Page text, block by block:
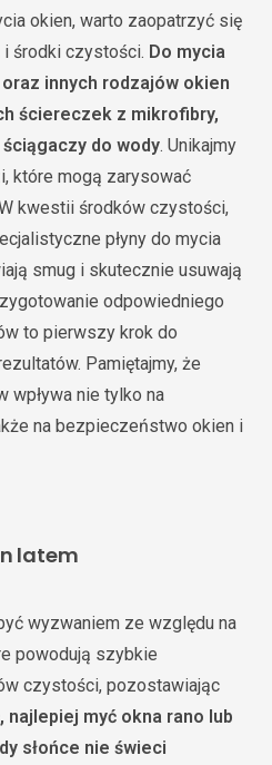
okien, warto zaopatrzyć się
środki czystości. Do mycia
innych rodzajów okien
ściereczek z mikrofibry,
do wody. Unikajmy
które mogą zarysować
kwestii środków czystości,
płyny do mycia
smug i skutecznie usuwają
odpowiedniego
to pierwszy krok do
Pamiętajmy, że
wpływa nie tylko na
na bezpieczeństwo okien i
latem
wyzwaniem ze względu na
powodują szybkie
czystości, pozostawiając
najlepiej myć okna rano lub
słońce nie świeci